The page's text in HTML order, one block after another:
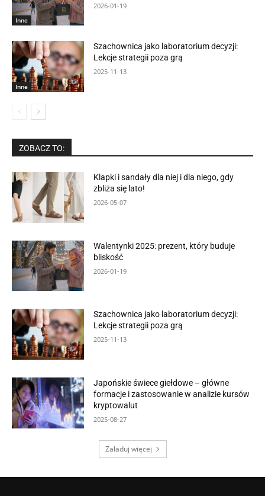
Inne
2026-01-19
Inne
Szachownica jako laboratorium decyzji:
Lekcje strategii poza grą
2025-11-13
ZOBACZ TO:
Klapki i sandały dla niej i dla niego, gdy
zbliża się lato!
2026-05-07
Walentynki 2025: prezent, który buduje
bliskość
2026-01-19
Szachownica jako laboratorium decyzji:
Lekcje strategii poza grą
2025-11-13
Japońskie świece giełdowe – główne
formacje i zastosowanie w analizie kursów
kryptowalut
2025-08-27
Załaduj więcej